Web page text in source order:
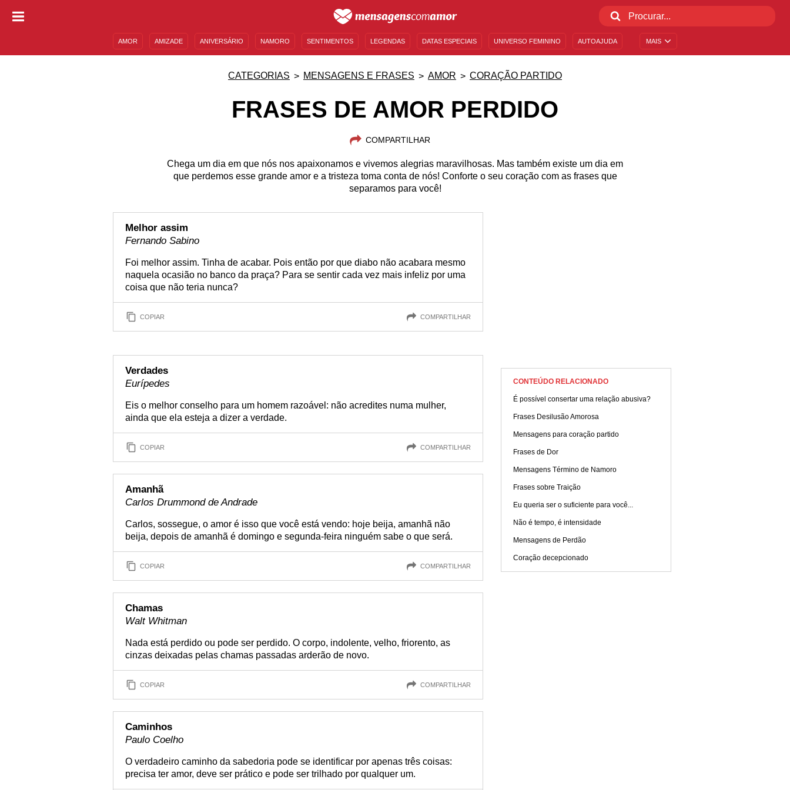
MAIS
AMOR AMIZADE ANIVERSÁRIO NAMORO SENTIMENTOS LEGENDAS DATAS ESPECIAIS UNIVERSO FEMININO AUTOAJUDA
CATEGORIAS MENSAGENS E FRASES AMOR CORAÇÃO PARTIDO
FRASES DE AMOR PERDIDO
COMPARTILHAR
Chega um dia em que nós nos apaixonamos e vivemos alegrias maravilhosas. Mas também existe um dia em
que perdemos esse grande amor e a tristeza toma conta de nós! Conforte o seu coração com as frases que
separamos para você!
Melhor assim
Fernando Sabino
Foi melhor assim. Tinha de acabar. Pois então por que diabo não acabara mesmo
naquela ocasião no banco da praça? Para se sentir cada vez mais infeliz por uma
coisa que não teria nunca?
COPIAR COMPARTILHAR
Verdades
Eurípedes
Eis o melhor conselho para um homem razoável: não acredites numa mulher,
ainda que ela esteja a dizer a verdade.
COPIAR COMPARTILHAR
Amanhã
Carlos Drummond de Andrade
Carlos, sossegue, o amor é isso que você está vendo: hoje beija, amanhã não
beija, depois de amanhã é domingo e segunda-feira ninguém sabe o que será.
COPIAR COMPARTILHAR
Chamas
Walt Whitman
Nada está perdido ou pode ser perdido. O corpo, indolente, velho, friorento, as
cinzas deixadas pelas chamas passadas arderão de novo.
COPIAR COMPARTILHAR
Caminhos
Paulo Coelho
O verdadeiro caminho da sabedoria pode se identificar por apenas três coisas:
precisa ter amor, deve ser prático e pode ser trilhado por qualquer um.
CONTEÚDO RELACIONADO
É possível consertar uma relação abusiva?
Frases Desilusão Amorosa
Mensagens para coração partido
Frases de Dor
Mensagens Término de Namoro
Frases sobre Traição
Eu queria ser o suficiente para você...
Não é tempo, é intensidade
Mensagens de Perdão
Coração decepcionado